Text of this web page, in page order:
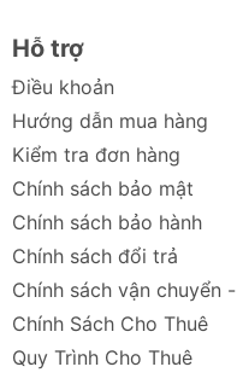
quốc với thời gian
✅
Chính sách đổi
Khám phá ngay
Chube.vn!
Mang đến giải pháp tối
ô tô của bạn.
Mua Ngay Tại Chube.vn
Hỗ trợ
Điều khoản
Hướng dẫn mua hàng
Kiểm tra đơn hàng
Chính sách bảo mật
Chính sách bảo hành
Chính sách đổi trả
Chính sách vận chuyển
Chính Sách Cho Thuê
Quy Trình Cho Thuê